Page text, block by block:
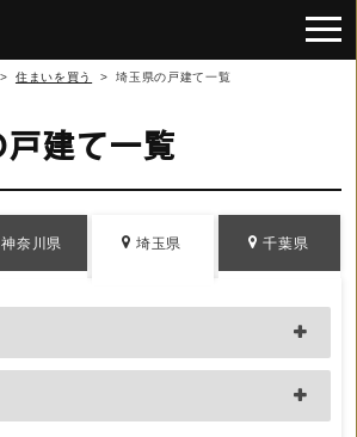
> 住まいを買う > 埼玉県の戸建て一覧
建て一覧
神奈川県 埼玉県 千葉県